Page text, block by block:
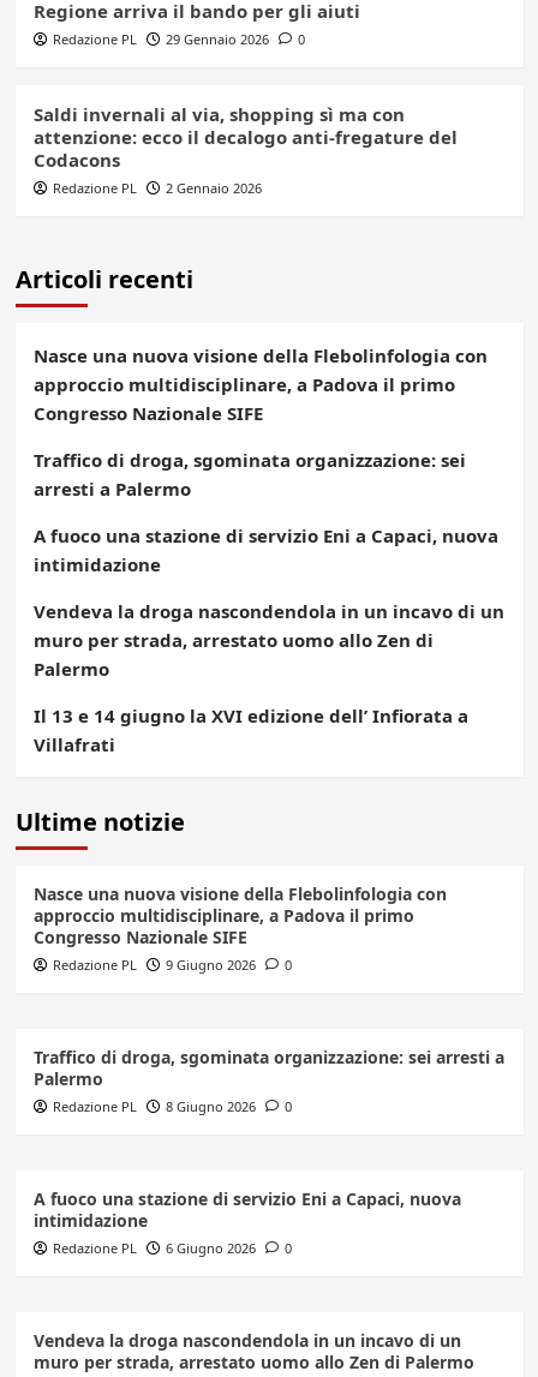
Regione arriva il bando per gli aiuti
Redazione PL 29 Gennaio 2026 0
Saldi invernali al via, shopping sì ma con
attenzione: ecco il decalogo anti-fregature del
Codacons
Redazione PL 2 Gennaio 2026
Articoli recenti
Nasce una nuova visione della Flebolinfologia con
approccio multidisciplinare, a Padova il primo
Congresso Nazionale SIFE
Traffico di droga, sgominata organizzazione: sei
arresti a Palermo
A fuoco una stazione di servizio Eni a Capaci, nuova
intimidazione
Vendeva la droga nascondendola in un incavo di un
muro per strada, arrestato uomo allo Zen di
Palermo
Il 13 e 14 giugno la XVI edizione dell’ Infiorata a
Villafrati
Ultime notizie
Nasce una nuova visione della Flebolinfologia con
approccio multidisciplinare, a Padova il primo
Congresso Nazionale SIFE
Redazione PL 9 Giugno 2026 0
Traffico di droga, sgominata organizzazione: sei arresti a
Palermo
Redazione PL 8 Giugno 2026 0
A fuoco una stazione di servizio Eni a Capaci, nuova
intimidazione
Redazione PL 6 Giugno 2026 0
Vendeva la droga nascondendola in un incavo di un
muro per strada, arrestato uomo allo Zen di Palermo